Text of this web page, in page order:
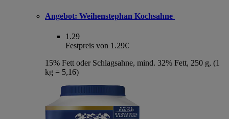
Angebot: Weihenstephan Kochsahne
1.29
Festpreis von 1.29€
15% Fett oder Schlagsahne, mind. 32% Fett, 250 g, (1
kg = 5,16)